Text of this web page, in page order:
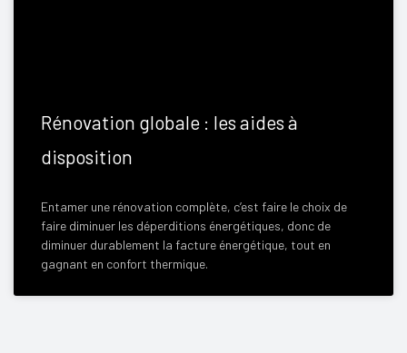
Rénovation globale : les aides à
disposition
Entamer une rénovation complète, c’est faire le choix de
faire diminuer les déperditions énergétiques, donc de
diminuer durablement la facture énergétique, tout en
gagnant en confort thermique.